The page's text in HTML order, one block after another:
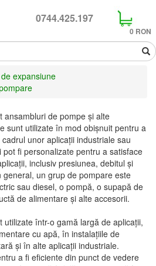
0744.425.197
0 RON
expansiune
ansambluri de pompe și alte
sunt utilizate în mod obișnuit pentru a
unor aplicații industriale sau
fi personalizate pentru a satisface
inclusiv presiunea, debitul și
un grup de pompare este
sau diesel, o pompă, o supapă de
de alimentare și alte accesorii.
într-o gamă largă de aplicații,
cu apă, în instalațiile de
și în alte aplicații industriale.
a fi eficiente din punct de vedere